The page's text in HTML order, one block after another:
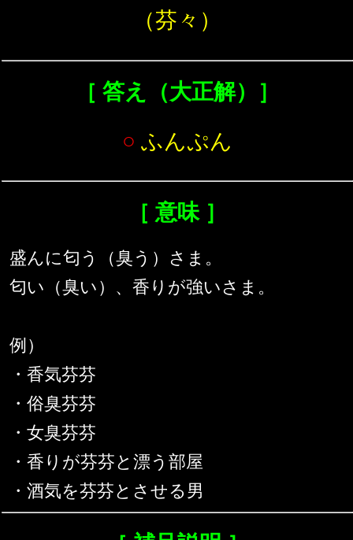
（芬々）
［ 答え（大正解）］
○ ふんぷん
［ 意味 ］
盛んに匂う（臭う）さま。
匂い（臭い）、香りが強いさま。
例）
・香気芬芬
・俗臭芬芬
・女臭芬芬
・香りが芬芬と漂う部屋
・酒気を芬芬とさせる男